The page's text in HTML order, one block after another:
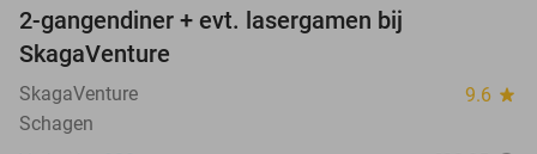
2-gangendiner + evt. lasergamen bij
SkagaVenture
SkagaVenture 9.6 star
Schagen